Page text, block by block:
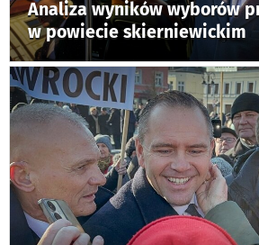
Analiza wyników wyborów
w powiecie skierniewickim